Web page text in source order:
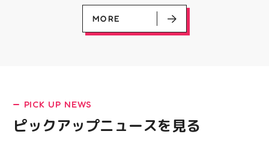
LATEST!
ピックアップニュース
搭載し、推進力を向上さ
せました！
☆ASICSGRIPを前足部に
追加し、グリップ力を向
をカジュアルに走りたい
方や仕事履き、夏のお出
MORE
PICK UP NEWS
ピックアップニュースを見る